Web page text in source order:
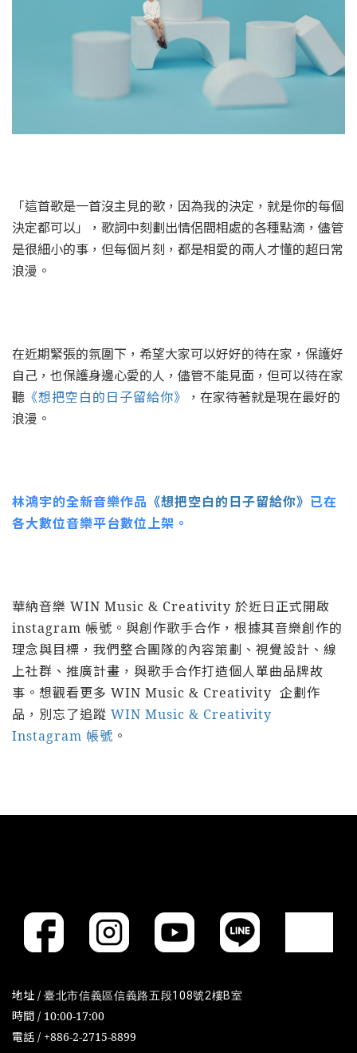
「這首歌是一首沒主見的歌，因為我的決定，就是你的每個
決定都可以」，歌詞中刻劃出情侶間相處的各種點滴，儘管
是很細小的事，但每個片刻，都是相愛的兩人才懂的超日常
浪漫。
在近期緊張的氛圍下，希望大家可以好好的待在家，保護好
自己，也保護身邊心愛的人，儘管不能見面，但可以待在家
聽 《想把空白的日子留給你》
，在家待著就是現在最好的
浪漫。
林鴻宇的全新音樂作品 《想把空白的日子留給你》 已在
各大數位音樂平台數位上架。
華納音樂 WIN Music & Creativity 於近日正式開啟
instagram 帳號。與創作歌手合作，根據其音樂創作的
理念與目標，我們整合團隊的內容策劃、視覺設計、線
上社群、推廣計畫，與歌手合作打造個人單曲品牌故
事。想觀看更多 WIN Music & Creativity 企劃作
品，別忘了追蹤 WIN Music & Creativity
Instagram 帳號 。
地址 / 臺北市信義區信義路五段108號2樓B室
時間 / 10:00-17:00
電話 / +886-2-2715-8899